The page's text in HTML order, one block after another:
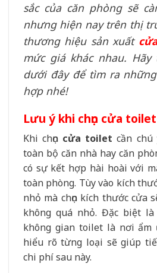
sắc của căn phòng sẽ
nhưng hiện nay trên thị
thương hiệu sản xuất
mức giá khác nhau.
dưới đây để tìm ra
hợp nhé!
Lưu ý khi chọn cửa toilet
Khi chọn cửa toilet cần
toàn bộ căn nhà hay căn
có sự kết hợp hài hoài với
toàn phòng. Tùy vào kích
nhỏ mà chọn kích thước cửa
không quá nhỏ. Đặc biệt
không gian toilet là nơi
hiểu rõ từng loại sẽ giúp
chi phí sau này.